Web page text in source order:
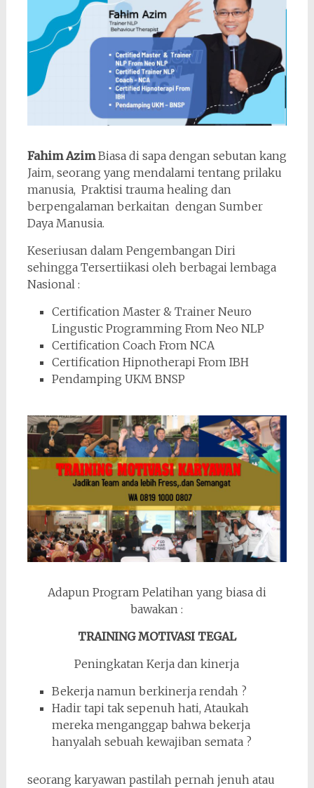
Fahim AzimBiasa di sapa dengan sebutan kang
Jaim, seorang yang mendalami tentang prilaku
manusia, Praktisi trauma healing dan
berpengalaman berkaitan dengan Sumber
Daya Manusia.
Keseriusan dalam Pengembangan Diri
sehingga Tersertiikasi oleh berbagai lembaga
Nasional :
Certification Master & Trainer Neuro
Lingustic Programming From Neo NLP
Certification Coach From NCA
Certification Hipnotherapi From IBH
Pendamping UKM BNSP
Adapun Program Pelatihan yang biasa di
bawakan :
TRAINING MOTIVASI TEGAL
Peningkatan Kerja dan kinerja
Bekerja namun berkinerja rendah ?
Hadir tapi tak sepenuh hati, Ataukah
mereka menganggap bahwa bekerja
hanyalah sebuah kewajiban semata ?
seorang karyawan pastilah pernah jenuh atau